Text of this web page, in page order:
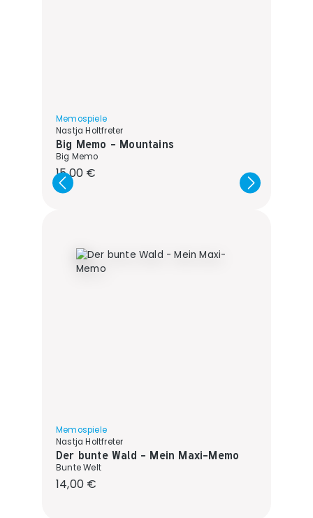
Memospiele
Nastja Holtfreter
Big Memo - Mountains
Big Memo
Regulärer Preis:
15,00 €
Memospiele
Nastja Holtfreter
Der bunte Wald - Mein Maxi-Memo
Bunte Welt
Regulärer Preis:
14,00 €